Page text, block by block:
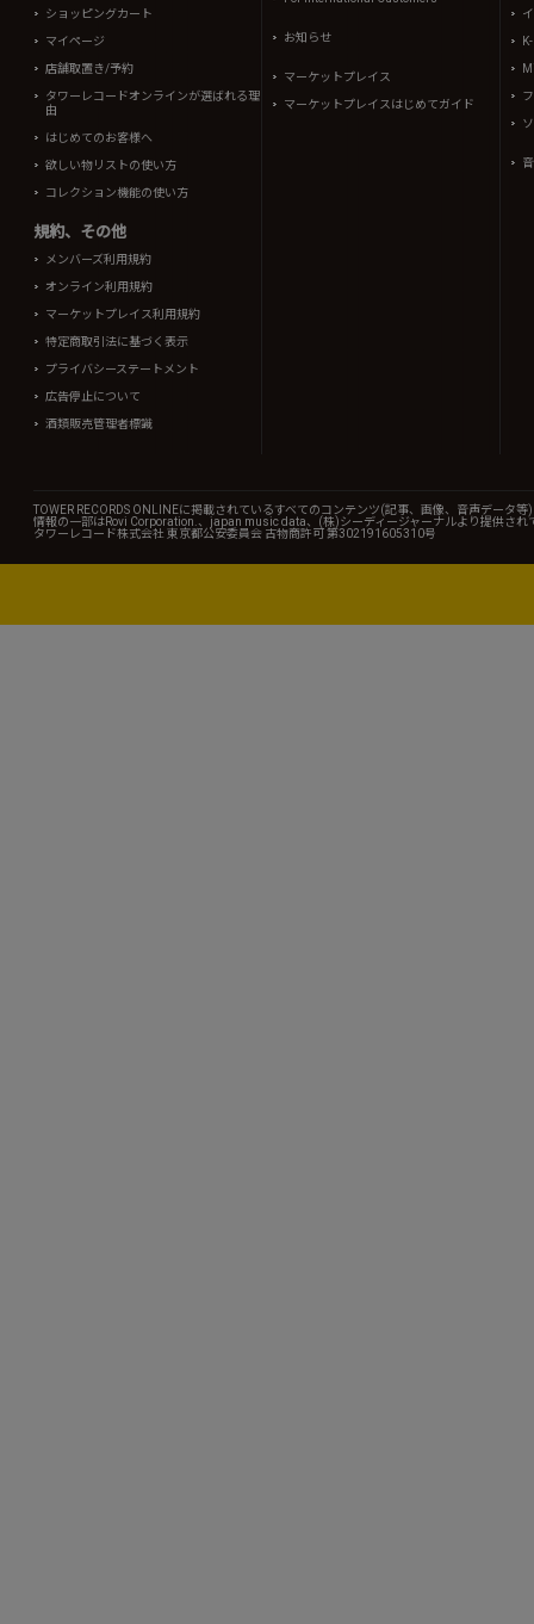
ショッピングカート
マイページ
店舗取置き/予約
タワーレコードオンラインが選ばれる理
由
はじめてのお客様へ
欲しい物リストの使い方
コレクション機能の使い方
規約、その他
メンバーズ利用規約
オンライン利用規約
マーケットプレイス利用規約
特定商取引法に基づく表示
プライバシーステートメント
広告停止について
酒類販売管理者標識
お知らせ
マーケットプレイス
マーケットプレイスはじめてガイド
TOWER RECORDS ONLINEに掲載されているすべてのコンテンツ(記事、画像、音声データ
情報の一部はRovi Corporation.、japan music data、(株)シーディージャーナルより提供され
タワーレコード株式会社 東京都公安委員会 古物商許可 第302191605310号